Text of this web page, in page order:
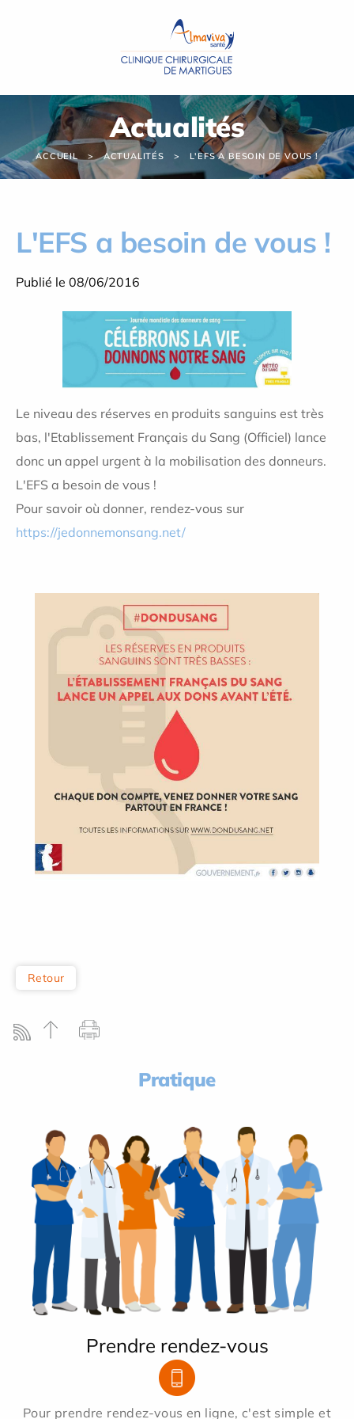
Actualités
ACCUEIL ACTUALITÉS L'EFS A BESOIN DE VOUS !
L'EFS a besoin de vous !
Publié le 08/06/2016
Le niveau des réserves en produits sanguins est très
bas, l'Etablissement Français du Sang (Officiel) lance
donc un appel urgent à la mobilisation des donneurs.
L'EFS a besoin de vous !
Pour savoir où donner, rendez-vous sur
https://jedonnemonsang.net/
Retour
Pratique
Prendre rendez-vous
Pour prendre rendez-vous en ligne, c'est simple et